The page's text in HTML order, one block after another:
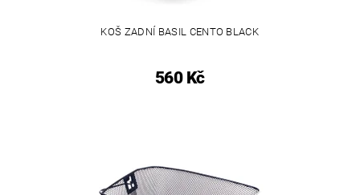
KOŠ ZADNÍ BASIL CENTO BLACK
560 Kč